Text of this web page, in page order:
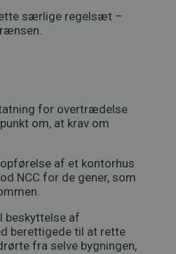
særlige regelsæt –
for overtrædelse
om, at krav om
af et kontorhus
NCC for de gener, som
beskyttelse af
berettigede til at rette
fra selve bygningen,